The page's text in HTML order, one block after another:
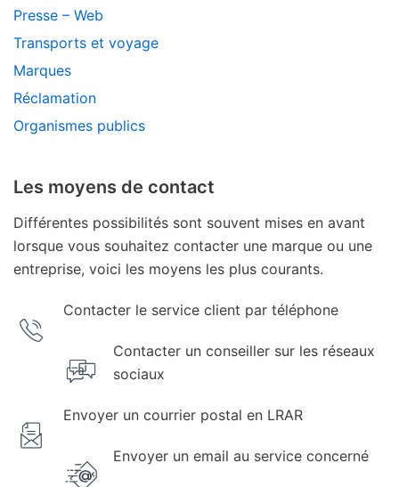
Presse – Web
Transports et voyage
Marques
Réclamation
Organismes publics
Les moyens de contact
Différentes possibilités sont souvent mises en avant
lorsque vous souhaitez contacter une marque ou une
entreprise, voici les moyens les plus courants.
Contacter le service client par téléphone
Contacter un conseiller sur les réseaux
sociaux
Envoyer un courrier postal en LRAR
Envoyer un email au service concerné